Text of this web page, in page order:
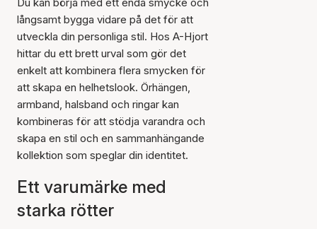
långsamt bygga vidare på det för att
utveckla din personliga stil. Hos A-Hjort
hittar du ett brett urval som gör det
enkelt att kombinera flera smycken för
att skapa en helhetslook. Örhängen,
armband, halsband och ringar kan
kombineras för att stödja varandra och
skapa en stil och en sammanhängande
kollektion som speglar din identitet.
Ett varumärke med
starka rötter